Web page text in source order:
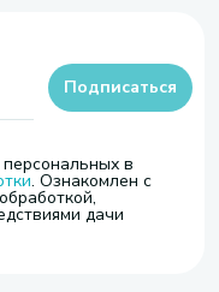
в
. Ознакомлен с
дачи
Подписаться